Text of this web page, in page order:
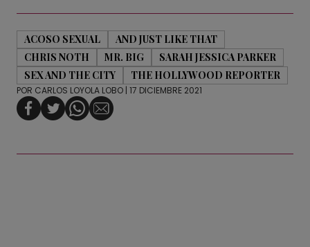
ACOSO SEXUAL
AND JUST LIKE THAT
CHRIS NOTH
MR. BIG
SARAH JESSICA PARKER
SEX AND THE CITY
THE HOLLYWOOD REPORTER
POR CARLOS LOYOLA LOBO | 17 DICIEMBRE 2021